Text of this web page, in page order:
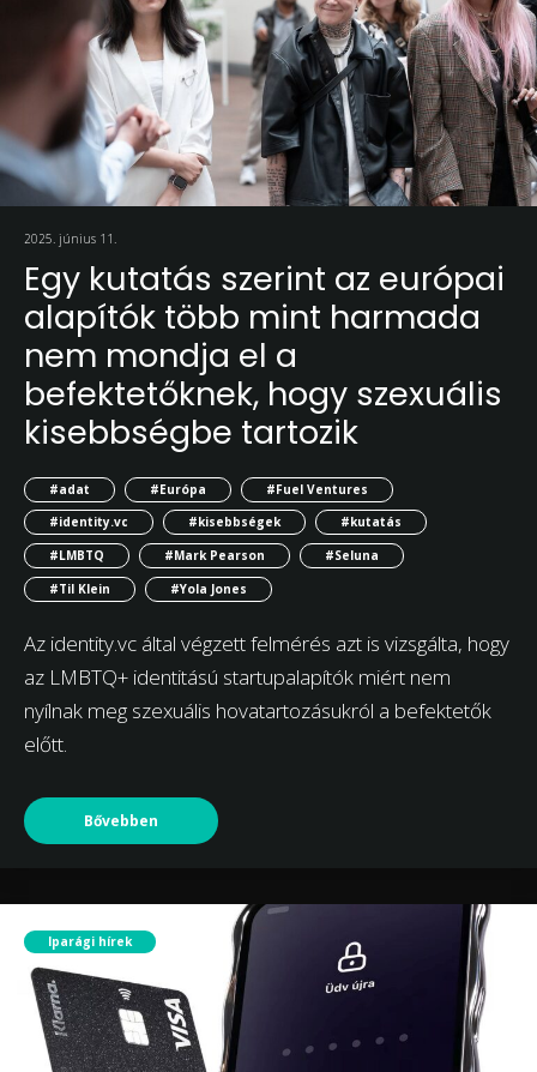
2025. június 11.
Egy kutatás szerint az európai
alapítók több mint harmada
nem mondja el a
befektetőknek, hogy szexuális
kisebbségbe tartozik
#adat #Európa
#Fuel Ventures
#identity.vc
#kisebbségek
#kutatás
#LMBTQ
#Mark Pearson
#Seluna
#Til Klein
#Yola Jones
Az identity.vc által végzett felmérés azt is vizsgálta, hogy
az LMBTQ+ identitású startupalapítók miért nem
nyílnak meg szexuális hovatartozásukról a befektetők
előtt.
Bővebben
Iparági hírek